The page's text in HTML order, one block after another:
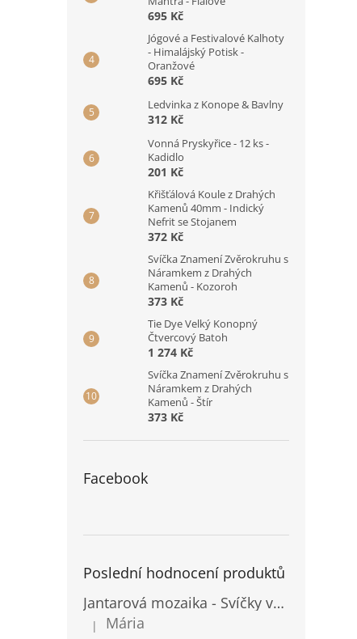
695 Kč
Jógové a Festivalové Kalhoty
- Himalájský Potisk -
Oranžové
695 Kč
Ledvinka z Konope & Bavlny
312 Kč
Vonná Pryskyřice - 12 ks -
Kadidlo
201 Kč
Křišťálová Koule z Drahých
Kamenů 40mm - Indický
Nefrit se Stojanem
372 Kč
Svíčka Znamení Zvěrokruhu s
Náramkem z Drahých
Kamenů - Kozoroh
373 Kč
Tie Dye Velký Konopný
Čtvercový Batoh
1 274 Kč
Svíčka Znamení Zvěrokruhu s
Náramkem z Drahých
Kamenů - Štír
373 Kč
Facebook
Poslední hodnocení produktů
Jantarová mozaika - Svíčky ve skleněných dózách - Vysoké
Hodnocení produktu je 5 z 5 hvězdiček.
| Mária